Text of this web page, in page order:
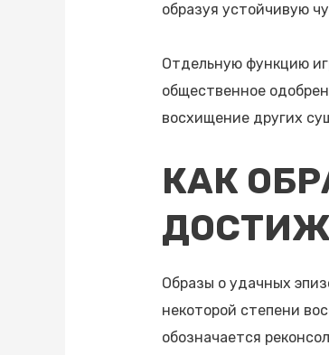
образуя устойчивую
Отдельную функцию
общественное
восхищение других
КАК
Образы о удачных
некоторой степени
обозначается